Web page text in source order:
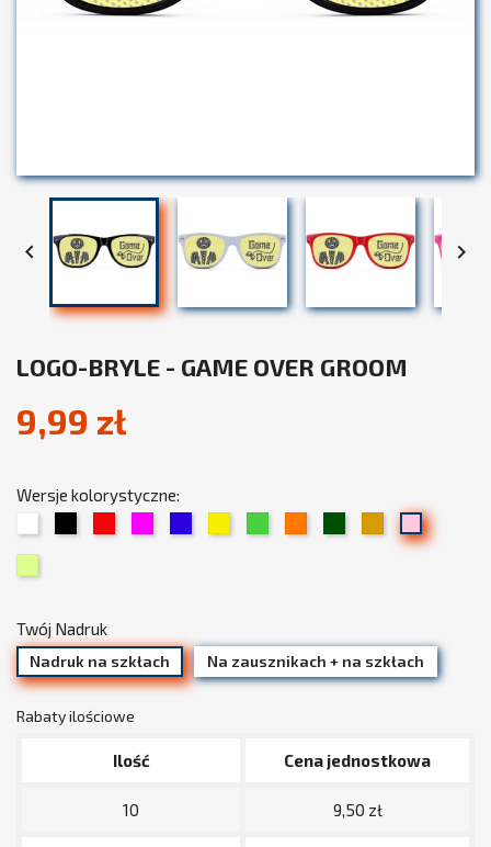
 
LOGO-BRYLE - GAME OVER GROOM
9,99 zł
Wersje kolorystyczne:
Pomarańczowy
TrawiastyBeżowy
19
Jasny
Twój Nadruk
Nadruk na szkłach Na zausznikach + na szkłach
Rabaty ilościowe
Ilość Cena jednostkowa
10 9,50 zł